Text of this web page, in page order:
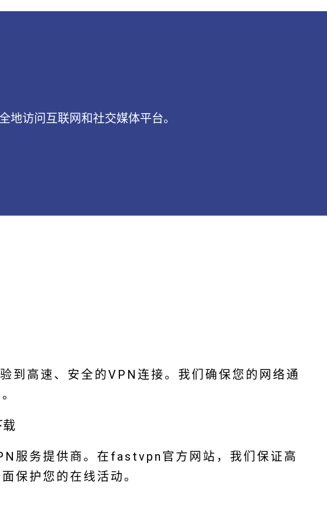
访问互联网和社交媒体平台。
到高速、安全的VPN连接。我们确保您的网络通
载
服务提供商。在fastvpn官方网站，我们保证高
保护您的在线活动。